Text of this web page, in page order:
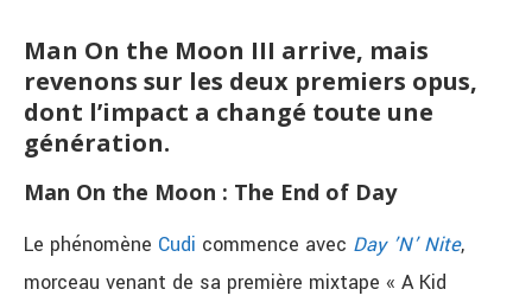
Man On the Moon III arrive, mais
revenons sur les deux premiers opus,
dont l’impact a changé toute une
génération.
Man On the Moon : The End of Day
Le phénomène Cudi commence avec Day ’N’ Nite,
morceau venant de sa première mixtape « A Kid